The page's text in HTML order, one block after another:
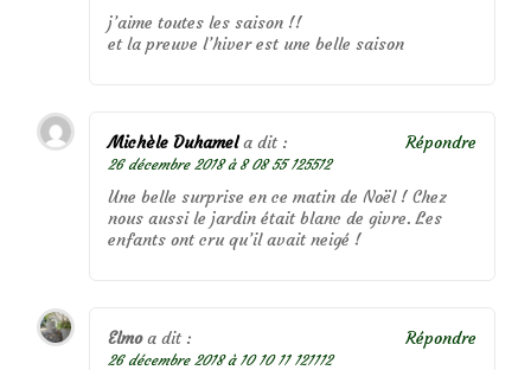
j’aime toutes les saison !!
et la preuve l’hiver est une belle saison
Michèle Duhamel a dit :
26 décembre 2018 à 8 08 55 125512
Une belle surprise en ce matin de Noël ! Chez
nous aussi le jardin était blanc de givre. Les
enfants ont cru qu’il avait neigé !
Répondre
Elmo a dit :
26 décembre 2018 à 10 10 11 121112
Répondre